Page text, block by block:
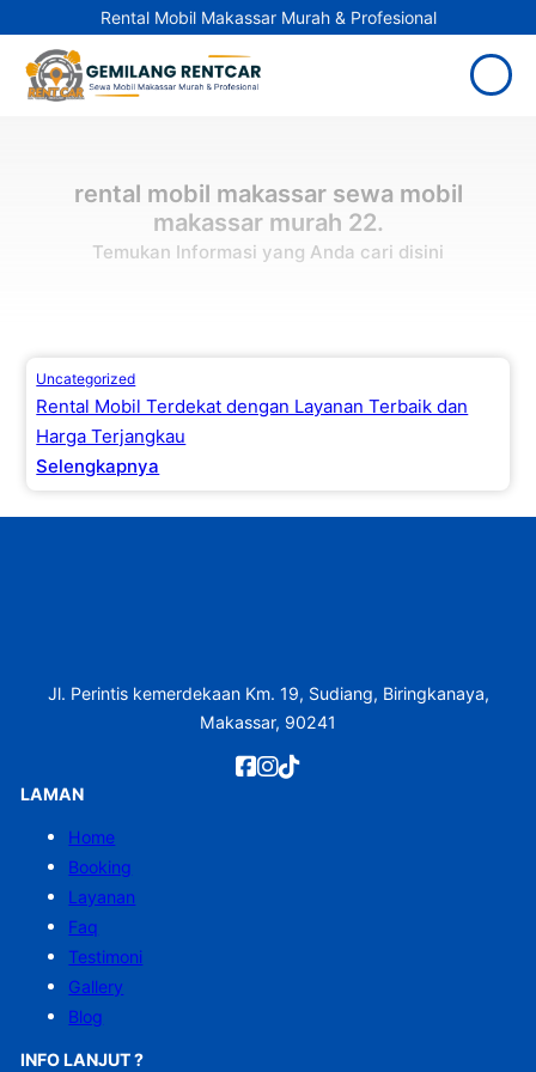
Rental Mobil Makassar Murah & Profesional
rental mobil makassar sewa mobil
makassar murah 22.
Temukan Informasi yang Anda cari disini
Uncategorized
Rental Mobil Terdekat dengan Layanan Terbaik dan
Harga Terjangkau
Selengkapnya
Jl. Perintis kemerdekaan Km. 19, Sudiang, Biringkanaya,
Makassar, 90241
LAMAN
Home
Booking
Layanan
Faq
Testimoni
Gallery
Blog
INFO LANJUT ?